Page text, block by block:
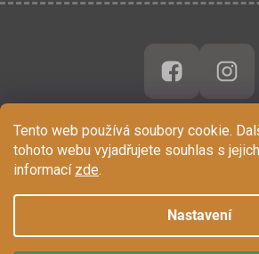
Tento web používá soubory cookie.
tohoto webu vyjadřujete souhlas s
informací zde.
Nastavení